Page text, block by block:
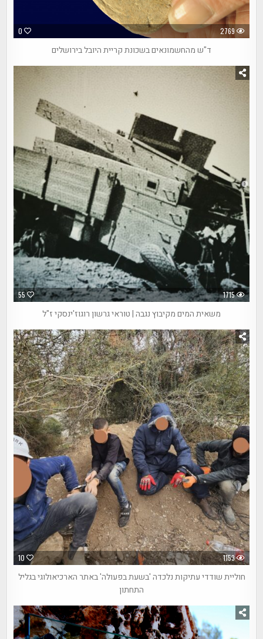
0 2769
ד"ש מהחשמונאים בשכונת קריית היובל בירושלים
55 1715
משאית המים מקיבוץ נגבה | טוראי גרשון רוגוז'ינסקי ז"ל
10 1153
חוליית שודדי עתיקות נלכדה 'בשעת בפעולה' באתר הארכיאולוגי בגליל
התחתון